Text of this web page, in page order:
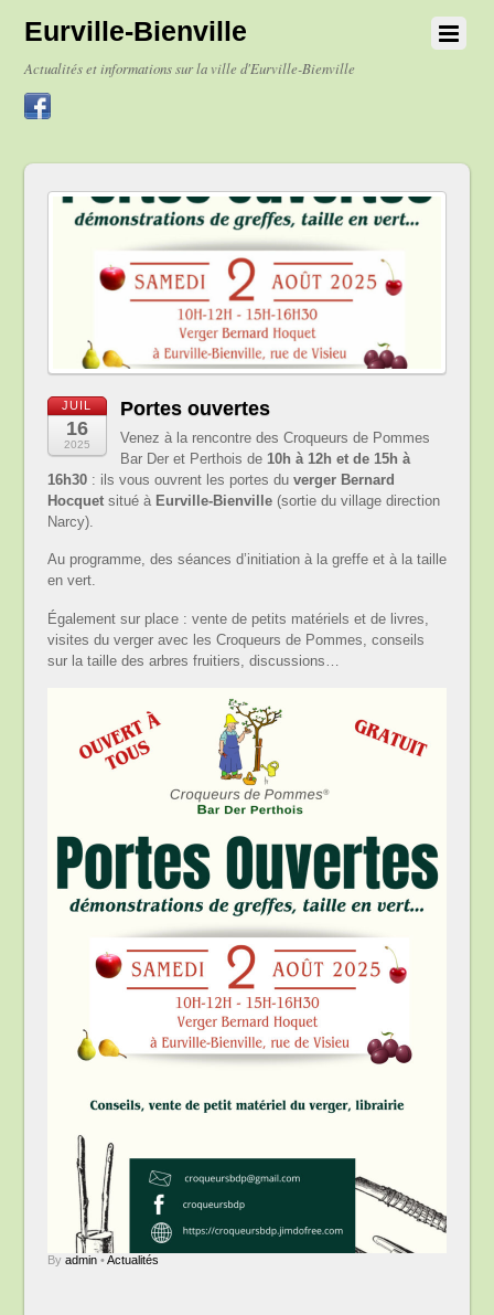
Eurville-Bienville
Actualités et informations sur la ville d'Eurville-Bienville
JUIL
16
2025
Portes ouvertes
Venez à la rencontre des Croqueurs de Pommes
Bar Der et Perthois de 10h à 12h et de 15h à
16h30: ils vous ouvrent les portes du verger Bernard
Hocquetsitué à Eurville-Bienville(sortie du village direction
Narcy).
Au programme, des séances d’initiation à la greffe et à la taille
en vert.
Également sur place : vente de petits matériels et de livres,
visites du verger avec les Croqueurs de Pommes, conseils
sur la taille des arbres fruitiers, discussions…
By admin• Actualités